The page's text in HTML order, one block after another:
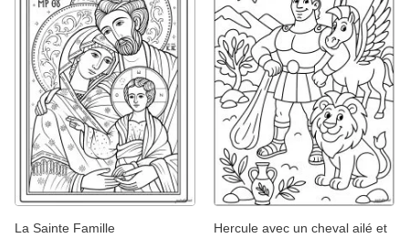
La Sainte Famille
Hercule avec un cheval ailé et